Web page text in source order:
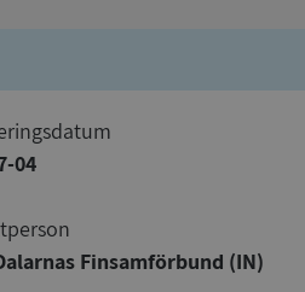
04
Finsamförbund (IN)